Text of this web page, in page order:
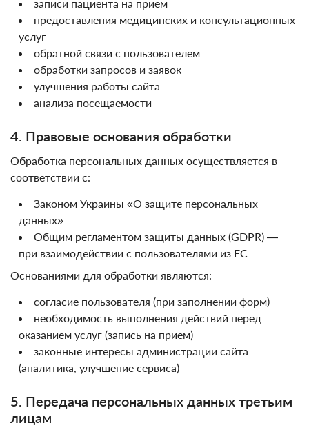
записи пациента на прием
предоставления медицинских и консультационных
услуг
обратной связи с пользователем
обработки запросов и заявок
улучшения работы сайта
анализа посещаемости
4. Правовые основания обработки
Обработка персональных данных осуществляется в
соответствии с:
Законом Украины «О защите персональных
данных»
Общим регламентом защиты данных (GDPR) —
при взаимодействии с пользователями из ЕС
Основаниями для обработки являются:
согласие пользователя (при заполнении форм)
необходимость выполнения действий перед
оказанием услуг (запись на прием)
законные интересы администрации сайта
(аналитика, улучшение сервиса)
5. Передача персональных данных третьим
лицам